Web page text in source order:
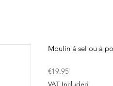
Moulin à sel ou à
€19.95
VAT Included